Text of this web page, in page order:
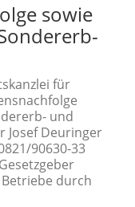
sowie
für
und
Josef Deuringer
90630-33
durch